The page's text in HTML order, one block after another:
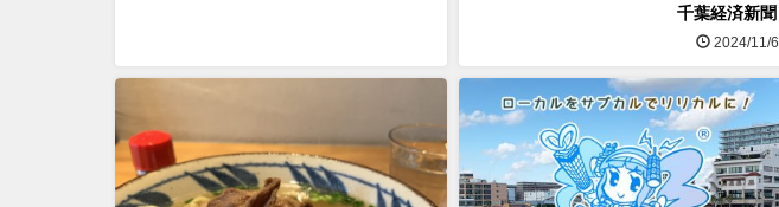
千葉経済新聞
2024/11/6